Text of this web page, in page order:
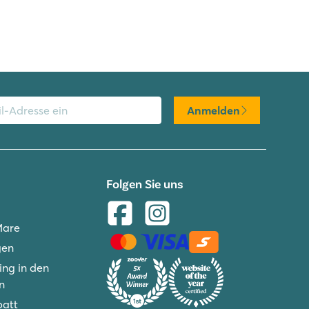
Anmelden
in den
Folgen Sie uns